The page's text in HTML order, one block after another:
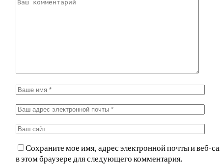
Сохраните мое имя, адрес электронной почты и веб-
в этом браузере для следующего комментария.